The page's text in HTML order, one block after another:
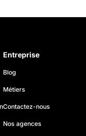
Entreprise
Blog
Métiers
Contactez-nous
Nos agences